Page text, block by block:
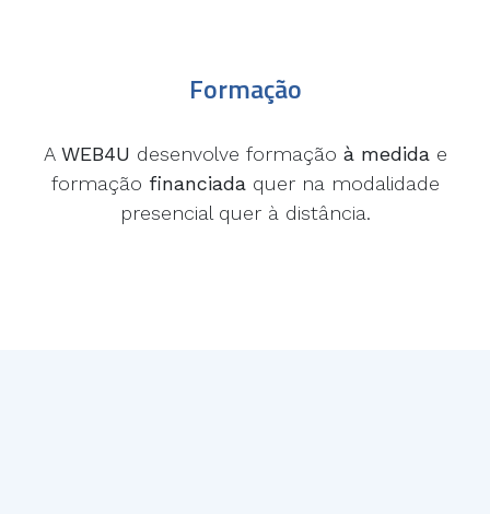
Formação
A WEB4U desenvolve formação à medidae
formação financiadaquer na modalidade
presencial quer à distância.